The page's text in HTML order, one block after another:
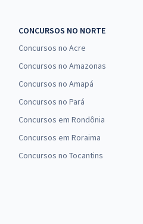
Complexidade Intelectual -
13,33
R$ 40,00 (-20%)
Intelectual - Serviço
CONCURSOS NO NORTE
Concursos no Acre
Concursos no Amazonas
Concursos no Amapá
Concursos no Pará
Concursos em Rondônia
Concursos em Roraima
Concursos no Tocantins